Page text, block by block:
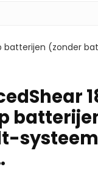
batterijen (zonder